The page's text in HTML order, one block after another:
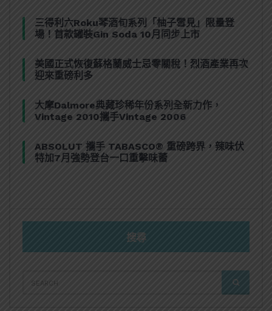
三得利六Roku琴酒旬系列「柚子雪見」限量登
場！首款罐裝Gin Soda 10月同步上市
美國正式恢復蘇格蘭威士忌零關稅！烈酒產業再次
迎來重磅利多
大摩Dalmore典藏珍稀年份系列全新力作，
Vintage 2010攜手Vintage 2006
ABSOLUT 攜手 TABASCO® 重磅跨界，辣味伏
特加7月強勢登台一口重擊味蕾
搜尋
FOR:
SEARCH